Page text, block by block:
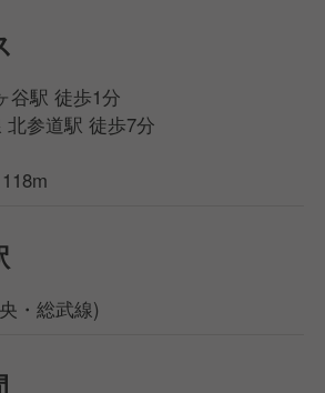
谷駅 徒歩1分
参道駅 徒歩7分
・総武線)